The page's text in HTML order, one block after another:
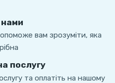
вам зрозуміти, яка
послугу
та оплатіть на нашому